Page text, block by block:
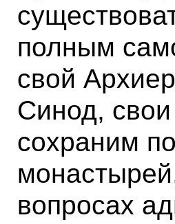
полным
свой
Синод,
сохраним
вопросах